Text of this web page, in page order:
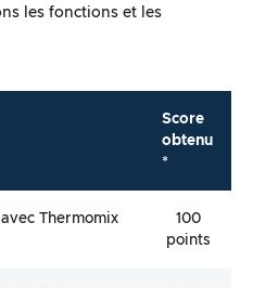
les fonctions et les
Score
obtenu
*
Thermomix
100
points